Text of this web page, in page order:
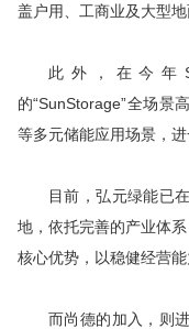
盖户用、工商业及大型
此外，在今年
的“SunStorage”全场景
等多元储能应用场景，进
目前，弘元绿能已
地，依托完善的产业体
核心优势，以稳健经营能
而尚德的加入，则